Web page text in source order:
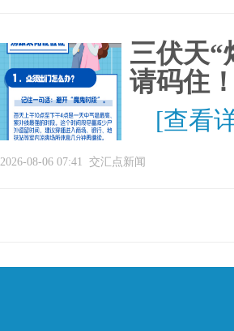
三伏天“
请码住！
[查看
2026-08-06 07:41 交汇点新闻